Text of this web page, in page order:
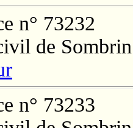
n° 73232
de Sombrin
n° 73233